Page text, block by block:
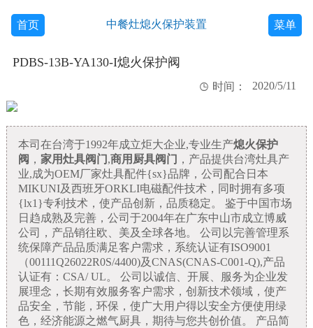
首页 中餐灶熄火保护装置 菜单
PDBS-13B-YA130-I熄火保护阀
 时间： 2020/5/11
本司在台湾于1992年成立炬大企业,专业生产熄火保护
阀 ， 家用灶具阀门 ,商用厨具阀门 ，产品提供台湾灶具产
业,成为OEM厂家灶具配件{sx}品牌，公司配合日本
MIKUNI及西班牙ORKLI电磁配件技术，同时拥有多项
{lx1}专利技术，使产品创新，品质稳定。 鉴于中国市场
日趋成熟及完善，公司于2004年在广东中山市成立博威
公司，产品销往欧、美及全球各地。 公司以完善管理系
统保障产品品质满足客户需求，系统认证有ISO9001
（00111Q26022R0S/4400)及CNAS(CNAS-C001-Q),产品
认证有：CSA/ UL。 公司以诚信、开展、服务为企业发
展理念，长期有效服务客户需求，创新技术领域，使产
品安全，节能，环保，使广大用户得以安全方便使用绿
色，经济能源之燃气厨具，期待与您共创价值。 产品简